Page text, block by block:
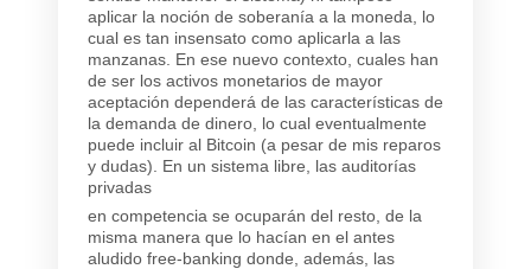
aplicar la noción de soberanía a la moneda, lo
cual es tan insensato como aplicarla a las
manzanas. En ese nuevo contexto, cuales han
de ser los activos monetarios de mayor
aceptación dependerá de las características de
la demanda de dinero, lo cual eventualmente
puede incluir al Bitcoin (a pesar de mis reparos
y dudas). En un sistema libre, las auditorías
privadas
en competencia se ocuparán del resto, de la
misma manera que lo hacían en el antes
aludido free-banking donde, además, las